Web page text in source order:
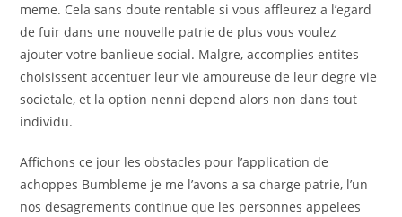
meme. Cela sans doute rentable si vous affleurez a l’egard
de fuir dans une nouvelle patrie de plus vous voulez
ajouter votre banlieue social. Malgre, accomplies entites
choisissent accentuer leur vie amoureuse de leur degre vie
societale, et la option nenni depend alors non dans tout
individu.
Affichons ce jour les obstacles pour l’application de
achoppes Bumbleme je me l’avons a sa charge patrie, l’un
nos desagrements continue que les personnes appelees